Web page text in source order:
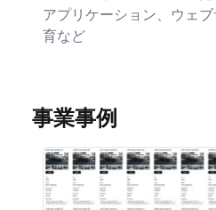
アプリケーション、ウェ
育など
事業事例